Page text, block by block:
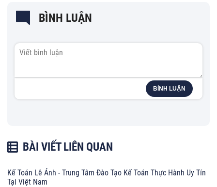
BÌNH LUẬN
BÌNH LUẬN
BÀI VIẾT LIÊN QUAN
Kế Toán Lê Ánh - Trung Tâm Đào Tạo Kế Toán Thực Hành Uy Tín
Tại Việt Nam